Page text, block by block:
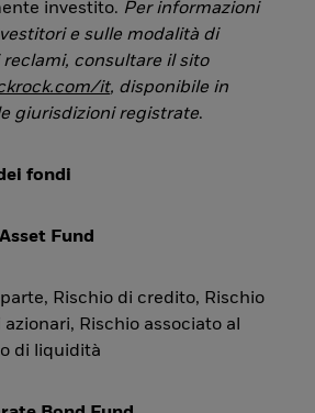
investito. Per informazioni
e sulle modalità di
consultare il sito
it, disponibile in
giurisdizioni registrate.
fondi
Fund
Rischio di credito, Rischio
Rischio associato al
di liquidità